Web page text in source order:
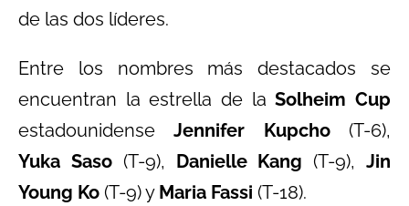
de las dos líderes.
Entre los nombres más destacados se
encuentran la estrella de laSolheim Cup
estadounidenseJennifer Kupcho(T-6),
Yuka Saso(T-9), Danielle Kang (T-9),Jin
Young Ko (T-9) y Maria Fassi (T-18).